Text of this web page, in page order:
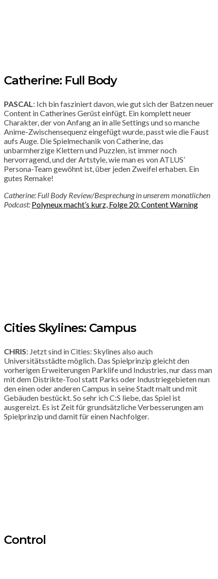
Catherine: Full Body
PASCAL : Ich bin fasziniert davon, wie gut sich der Batzen neuer
Content in Catherines Gerüst einfügt. Ein komplett neuer
Charakter, der von Anfang an in alle Settings und so manche
Anime-Zwischensequenz eingefügt wurde, passt wie die Faust
aufs Auge. Die Spielmechanik von Catherine, das
unbarmherzige Klettern und Puzzlen, ist immer noch
hervorragend, und der Artstyle, wie man es von ATLUS’
Persona-Team gewöhnt ist, über jeden Zweifel erhaben. Ein
gutes Remake!
Catherine: Full Body Review/Besprechung in unserem monatlichen
Podcast: Polyneux macht’s kurz, Folge 20: Content Warning
Cities Skylines: Campus
CHRIS: Jetzt sind in Cities: Skylines also auch
Universitätsstädte möglich. Das Spielprinzip gleicht den
vorherigen Erweiterungen Parklife und Industries, nur dass man
mit dem Distrikte-Tool statt Parks oder Industriegebieten nun
den einen oder anderen Campus in seine Stadt malt und mit
Gebäuden bestückt. So sehr ich C:S liebe, das Spiel ist
ausgereizt. Es ist Zeit für grundsätzliche Verbesserungen am
Spielprinzip und damit für einen Nachfolger.
Control